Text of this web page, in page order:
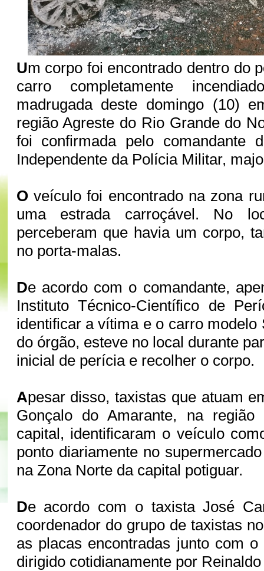
Um corpo foi encontrado dentro do
carro completamente
madrugada deste domingo (10)
região Agreste do Rio Grande do
foi confirmada pelo comandante
Independente da Polícia Militar,
O veículo foi encontrado na zona
uma estrada carroçável. No
perceberam que havia um corpo,
no porta-malas.
De acordo com o comandante,
Instituto Técnico-Científico de
identificar a vítima e o carro modelo
do órgão, esteve no local durante
inicial de perícia e recolher o corpo.
Apesar disso, taxistas que atuam
Gonçalo do Amarante, na região
capital, identificaram o veículo
ponto diariamente no
na Zona Norte da capital potiguar.
De acordo com o taxista José
coordenador do grupo de taxistas
as placas encontradas junto com
dirigido cotidianamente por